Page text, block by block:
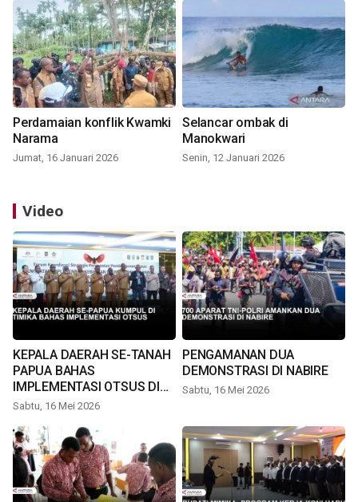
Perdamaian konflik Kwamki
Narama
Jumat, 16 Januari 2026
Selancar ombak di
Manokwari
Senin, 12 Januari 2026
Video
KEPALA DAERAH SE-TANAH
PAPUA BAHAS
IMPLEMENTASI OTSUS DI
TIMIKA
Sabtu, 16 Mei 2026
PENGAMANAN DUA
DEMONSTRASI DI NABIRE
Sabtu, 16 Mei 2026